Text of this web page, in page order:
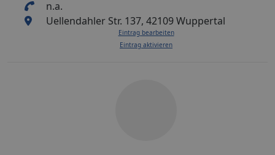
n.a.
Uellendahler Str. 137, 42109 Wuppertal
Eintrag bearbeiten
Eintrag aktivieren